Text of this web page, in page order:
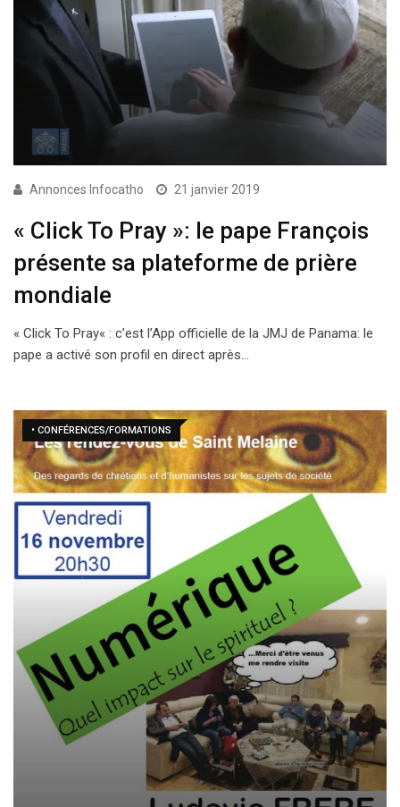
Annonces Infocatho 21 janvier 2019
« Click To Pray »: le pape François
présente sa plateforme de prière
mondiale
« Click To Pray« : c’est l’App officielle de la JMJ de Panama: le
pape a activé son profil en direct après…
• CONFÉRENCES/FORMATIONS